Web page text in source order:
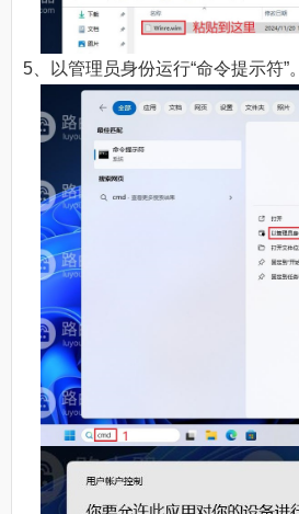
5、以管理员身份运行“命令提示符”。